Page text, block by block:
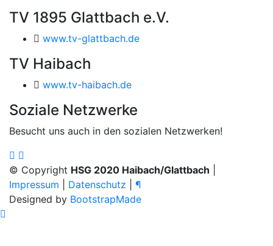
TV 1895 Glattbach e.V.
www.tv-glattbach.de
TV Haibach
www.tv-haibach.de
Soziale Netzwerke
Besucht uns auch in den sozialen Netzwerken!
© Copyright HSG 2020 Haibach/Glattbach
Impressum
Datenschutz
¶
Designed by BootstrapMade